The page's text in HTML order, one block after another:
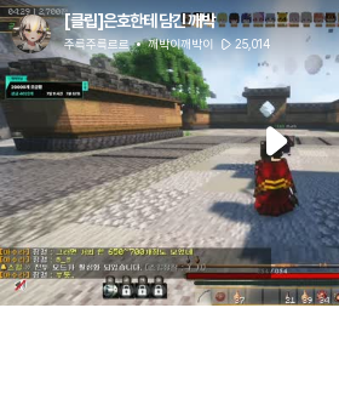
[클립]은호한테 담긴 깨박
주륵주륵르르 깨박이깨박이 25,014